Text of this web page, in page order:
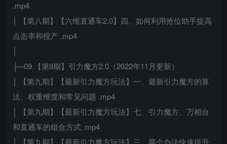
.mp4
│ 【第八期】【六维直通车2.0】四、如何利用抢位助手提高
点击率和投产 .mp4
├─09.【第9期】引力魔方2.0（2022年11月更新）
│ 【第九期】【最新引力魔方玩法】一、最新引力魔方的算
法、权重维度和常见问题 .mp4
│ 【第九期】【最新引力魔方玩法】七、引力魔方、万相台
和直通车的组合方式 .mp4
│ 【第九期】【最新引力魔方玩法】三、两个办法快速提升